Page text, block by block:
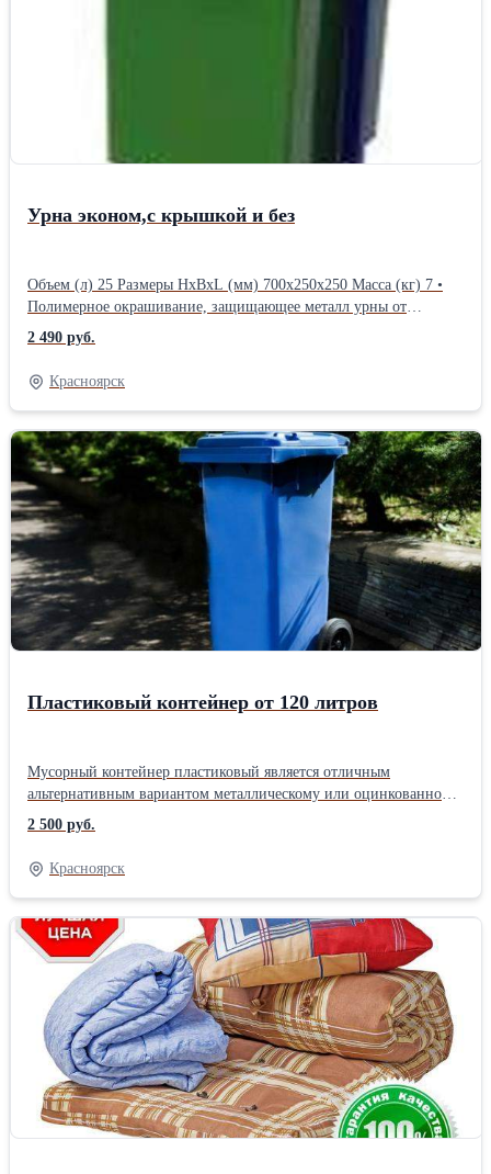
Урна эконом,с крышкой и без
Объем (л) 25 Размеры HxBxL (мм) 700x250x250 Масса (кг) 7 •
Полимерное окрашивание, защищающее металл урны от
коррозии и других повреждений. Вы можете выбрать любой
цвет краски. Цена завит от наличия козырька без козырька 2490
с козырьком 2790Производитель: Собственное производство
Тип: Урна Конструкция: Поворотная Материал: Металл
Отверстие для мусора: Сверху Объем: 25 л
2 490 руб.
Красноярск
Пластиковый контейнер от 120 литров
Мусорный контейнер пластиковый является отличным
альтернативным вариантом металлическому или оцинкованному,
и тому есть ряд причин: Во-первых, он имеет массу почти в 2.5
раза меньше предыдущих, что играет большую роль в удобстве
его транспортировки. Во-вторых, он не подвержен коррозии,
что обеспечивает ему больший срок службы. В-третьих, он
обладает высокой прочностью, что позволяет выдерживать
серьезные статические нагрузки, он не изменит при этом своей
формы, даже при наличии многократных повторений; В-
четвертых, так как пластиковые контейнеры для мусора
изготавливаются путем ротационного литья с дальнейшим
формованием, у Вас появляется огромный выбор его габаритных
размеров. В-пятых, такие контейнера не требуют
дополнительных финансовых затрат в своем обслуживании,
таких как подкраска или восстановление после ударов. Мы
поставляем ударопрочные пластиковые контейнера для мусора на
колесах, устойчивые к воздействиям окружающей среды, таким
2 500 руб.
Красноярск